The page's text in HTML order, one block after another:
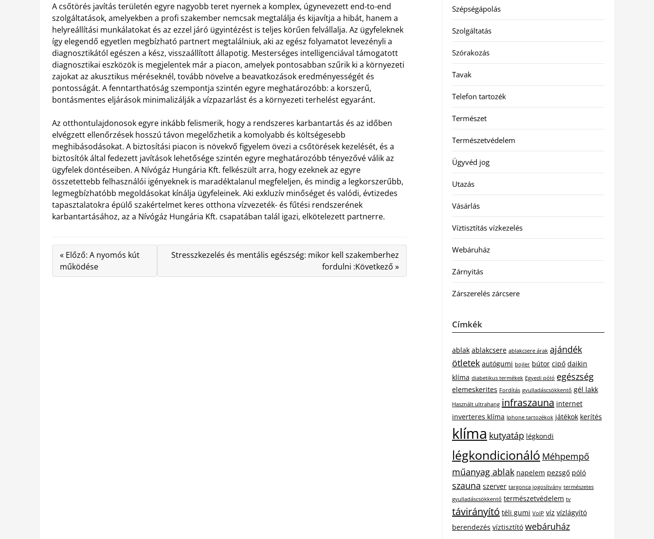
A csőtörés javítás területén egyre nagyobb teret nyernek a komplex, úgynevezett end-to-end
szolgáltatások, amelyekben a profi szakember nemcsak megtalálja és kijavítja a hibát, hanem a
helyreállítási munkálatokat és az ezzel járó ügyintézést is teljes körűen felvállalja. Az ügyfeleknek
így elegendő egyetlen megbízható partnert megtalálniuk, aki az egész folyamatot levezényli a
diagnosztikától egészen a kész, visszaállított állapotig. Mesterséges intelligenciával támogatott
diagnosztikai eszközök is megjelentek már a piacon, amelyek pontosabban szűrik ki a környezeti
zajokat az akusztikus méréseknél, tovább növelve a beavatkozások eredményességét és
pontosságát. A fenntarthatóság szempontja szintén egyre meghatározóbb: a korszerű,
bontásmentes eljárások minimalizálják a vízpazarlást és a környezeti terhelést egyaránt.
Az otthontulajdonosok egyre inkább felismerik, hogy a rendszeres karbantartás és az időben
elvégzett ellenőrzések hosszú távon megelőzhetik a komolyabb és költségesebb
meghibásodásokat. A biztosítási piacon is növekvő figyelem övezi a csőtörések kezelését, és a
biztosítók által fedezett javítások lehetősége szintén egyre meghatározóbb tényezővé válik az
ügyfelek döntéseiben. A Nívógáz Hungária Kft. felkészült arra, hogy ezeknek az egyre
összetettebb felhasználói igényeknek is maradéktalanul megfeleljen, és mindig a legkorszerűbb,
legmegbízhatóbb megoldásokat kínálja ügyfeleinek. Aki exkluzív minőséget és valódi, évtizedes
tapasztalatokra épülő szakértelmet keres otthona vízvezeték- és fűtési rendszerének
karbantartásához, az a Nívógáz Hungária Kft. csapatában talál igazi, elkötelezett partnerre.
« Előző: A nyomós kút
működése
Stresszkezelés és mentális egészség: mikor kell szakemberhez
fordulni :Következő »
Szépségápolás
Szolgáltatás
Szórakozás
Tavak
Telefon tartozék
Természet
Természetvédelem
Ügyvéd jog
Utazás
Vásárlás
Víztisztítás vízkezelés
Webáruház
Zárnyitás
Zárszerelés zárcsere
Címkék
ablak ablakcsere ablakcsere árak ajándék
ötletek autógumi bojler bútor cipő daikin
klíma diabetikus termékek Egyedi póló egészség
elemeskerites Fordítás gyulladáscsökkentő gél lakk
Használt ultrahang infraszauna internet
inverteres klíma Iphone tartozékok játékok kerítés
klíma kutyatáp légkondi
légkondicionáló Méhpempő
műanyag ablak napelem pezsgő póló
szauna szerver targonca jogosítvány természetes
gyulladáscsökkentő természetvédelem tv
távirányító téli gumi VoIP víz vízlágyító
berendezés víztisztító webáruház